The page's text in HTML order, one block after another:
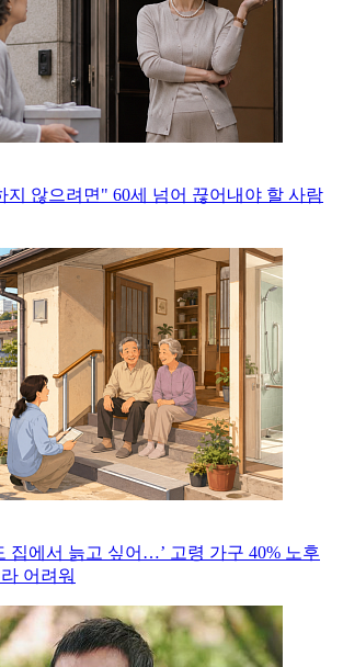
지 않으려면" 60세 넘어 끊어내야 할 사람
집에서 늙고 싶어…’ 고령 가구 40% 노후
어려워